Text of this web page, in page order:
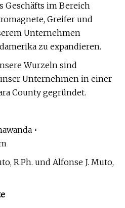
Geschäfts im Bereich
Greifer und
Unternehmen
zu expandieren.
Wurzeln sind
Unternehmen in einer
County gegründet.
•
R.Ph. und Alfonse J. Muto,